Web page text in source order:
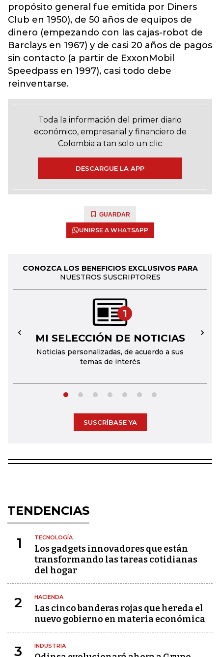
propósito general fue emitida por Diners
Club en 1950), de 50 años de equipos de
dinero (empezando con las cajas-robot de
Barclays en 1967) y de casi 20 años de pagos
sin contacto (a partir de ExxonMobil
Speedpass en 1997), casi todo debe
reinventarse.
Toda la información del primer diario
económico, empresarial y financiero de
Colombia a tan solo un clic
DESCARGUE LA APP
GUARDAR
UNIRSE A WHATSAPP
CONOZCA LOS BENEFICIOS EXCLUSIVOS PARA
NUESTROS SUSCRIPTORES
1
MI SELECCIÓN DE NOTICIAS
Noticias personalizadas, de acuerdo a sus
temas de interés
← →
SUSCRÍBASE YA
TENDENCIAS
1 TECNOLOGÍA
Los gadgets innovadores que están
transformando las tareas cotidianas
del hogar
2 HACIENDA
Las cinco banderas rojas que hereda el
nuevo gobierno en materia económica
3 INDUSTRIA